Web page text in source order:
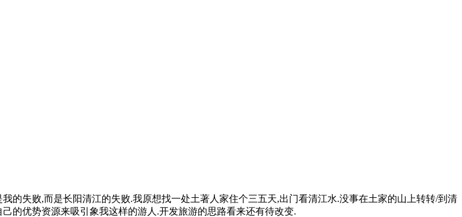
的失败,而是长阳清江的失败.我原想找一处土著人家住个三五天,出门看清江水.没事在土家的山上转转/到清
的优势资源来吸引象我这样的游人.开发旅游的思路看来还有待改变.